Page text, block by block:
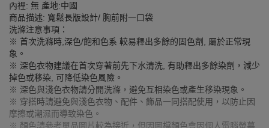
內裡: 無 產地:中國
商品描述: 寬鬆長版設計/ 胸前附一口袋
洗滌注意事項：
※ 首次洗滌時,深色/飽和色系 較易釋出多餘的固色劑, 屬於正常現
象。
※ 深色衣物建議在首次穿著前先下水清洗, 有助釋出多餘染劑，減少
掉色或移染, 可降低染色風險。
※ 深色與淺色衣物請分開洗滌，避免互相染色或產生移染現象。
※ 穿搭時請避免與淺色衣物、配件、飾品一同搭配使用，以防止因
摩擦或潮濕而導致染色。
※ 顏色請參考單品圖片較為接近，但因圖檔顏色會因個人電腦螢幕